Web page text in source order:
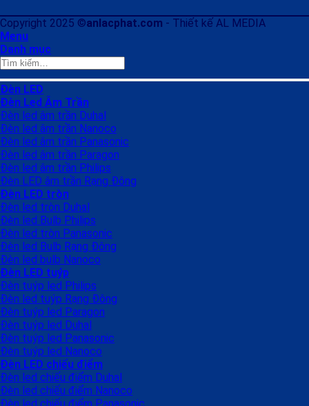
Copyright 2025 ©anlacphat.com - Thiết kế AL MEDIA
Menu
Danh mục
Tìm
Đèn LED
Đèn Led Âm Trần
Đèn led âm trần Duhal
Đèn led âm trần Nanoco
Đèn led âm trần Panasonic
Đèn led âm trần Paragon
Đèn led âm trần Philips
Đèn LED âm trần Rạng Đông
Đèn LED tròn
Đèn led tròn Duhal
Đèn led Bulb Philips
Đèn led tròn Panasonic
Đèn led Bulb Rạng Đông
Đèn led bulb Nanoco
Đèn LED tuýp
Đèn tuýp led Philips
Đèn led tuýp Rạng Đông
Đèn tuýp led Paragon
Đèn tuýp led Duhal
Đèn tuýp led Panasonic
Đèn tuýp led Nanoco
Đèn LED chiếu điểm
Đèn led chiếu điểm Duhal
Đèn led chiếu điểm Nanoco